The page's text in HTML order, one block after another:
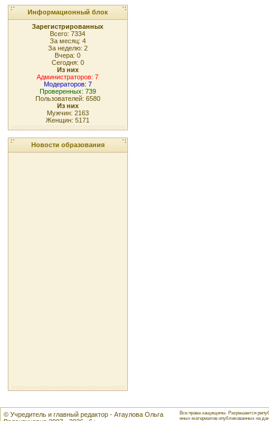
Информационный блок
Зарегистрированных
Всего: 7334
За месяц: 4
За неделю: 2
Вчера: 0
Сегодня: 0
Из них
Администраторов: 7
Модераторов: 7
Проверенных: 739
Пользователей: 6580
Из них
Мужчин: 2163
Женщин: 5171
Новости образования
© Учредитель и главный редактор - Атаулова Ольга
Все права защищены. Разрешается
иных материалов опубликованных на